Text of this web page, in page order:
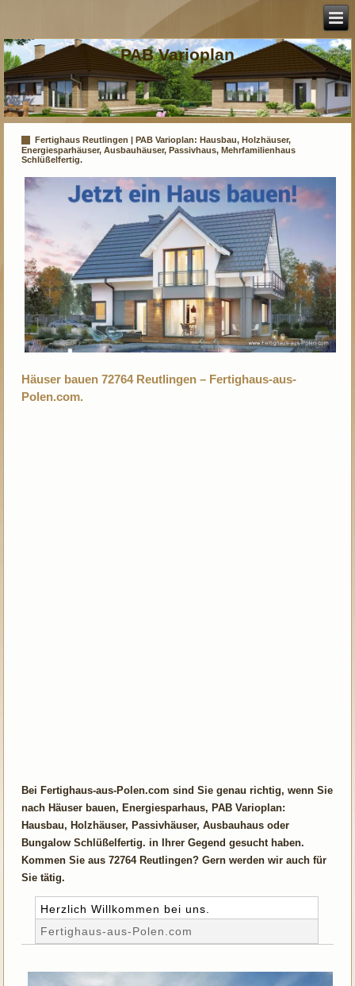
PAB Varioplan
Fertighaus Reutlingen | PAB Varioplan: Hausbau, Holzhäuser,
Energiesparhäuser, Ausbauhäuser, Passivhaus, Mehrfamilienhaus
Schlüßelfertig.
Häuser bauen 72764 Reutlingen – Fertighaus-aus-
Polen.com.
Bei Fertighaus-aus-Polen.com sind Sie genau richtig, wenn Sie
nach Häuser bauen, Energiesparhaus, PAB Varioplan:
Hausbau, Holzhäuser, Passivhäuser, Ausbauhaus oder
Bungalow Schlüßelfertig. in Ihrer Gegend gesucht haben.
Kommen Sie aus 72764 Reutlingen? Gern werden wir auch für
Sie tätig.
Herzlich Willkommen bei uns.
Fertighaus-aus-Polen.com